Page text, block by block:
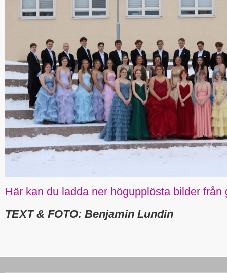
Här kan du ladda ner högupplösta bilder från
TEXT & FOTO: Benjamin Lundin